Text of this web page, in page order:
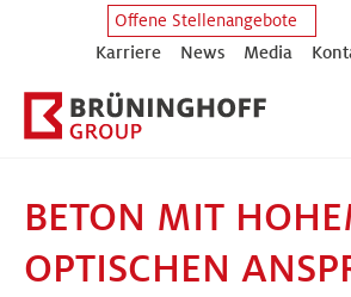
Zum Hauptinhalt springen
Zum Fuß der Seite springen
Offene Stellenangebote
Karriere
News Media
BETON MIT
OPTISCHEN